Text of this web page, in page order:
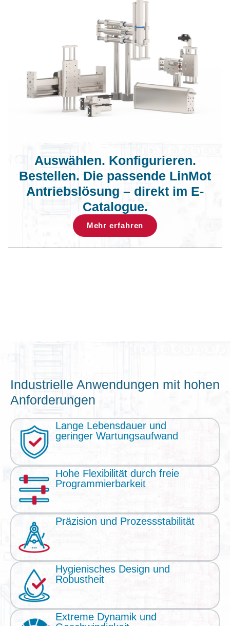
Auswählen. Konfigurieren.
Bestellen. Die passende LinMot
Antriebslösung – direkt im E-
Catalogue.
Mehr erfahren
Industrielle Anwendungen mit hohen
Anforderungen
Lange Lebensdauer und
geringer Wartungsaufwand
Hohe Flexibilität durch freie
Programmierbarkeit
Präzision und Prozessstabilität
Hygienisches Design und
Robustheit
Extreme Dynamik und